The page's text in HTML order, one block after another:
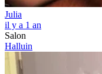
Julia
il y a 1 an
Salon
Halluin